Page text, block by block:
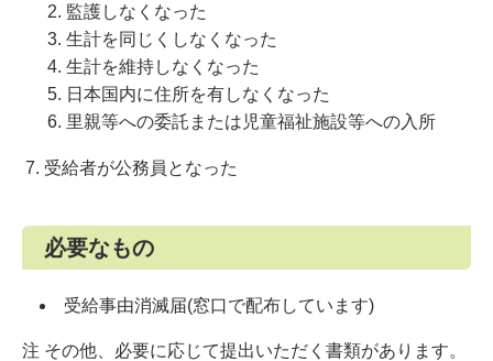
監護しなくなった
生計を同じくしなくなった
生計を維持しなくなった
日本国内に住所を有しなくなった
里親等への委託または児童福祉施設等への入所
受給者が公務員となった
必要なもの
受給事由消滅届(窓口で配布しています)
注 その他、必要に応じて提出いただく書類があります。